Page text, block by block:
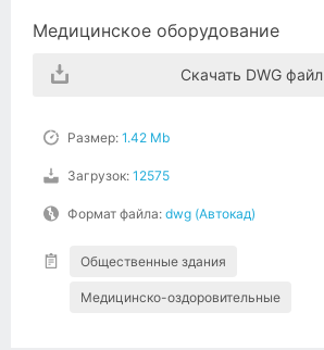
Медицинское оборудование
Скачать DWG файл
Размер: 1.42 Mb
Загрузок: 12575
Формат файла: dwg (Автокад)
Общественные здания
Медицинско-оздоровительные